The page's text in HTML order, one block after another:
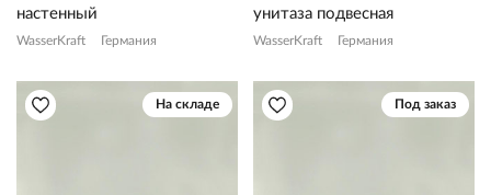
настенный
WasserKraft Германия
унитаза подвесная
WasserKraft Германия
На складе Под заказ